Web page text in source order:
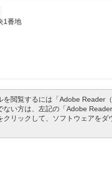
1番地
を閲覧するには「Adobe Reader
ない方は、左記の「Adobe
クリックして、ソフトウェアをダ